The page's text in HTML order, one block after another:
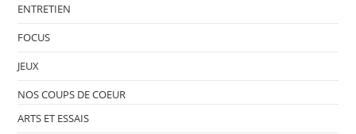
ENTRETIEN
FOCUS
JEUX
NOS COUPS DE COEUR
ARTS ET ESSAIS